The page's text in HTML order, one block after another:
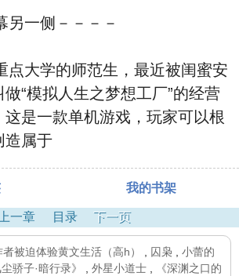
一侧－－－－
大学的师范生，最近被闺蜜安
“模拟人生之梦想工厂”的经营
这是一款单机游戏，玩家可以根
造属于
我的书架
上一章 目录 下一页
被迫体验黄文生活（高h） 囚枭
小蕾的
尘骄子·暗行录》 外星小道士 《深渊之口的